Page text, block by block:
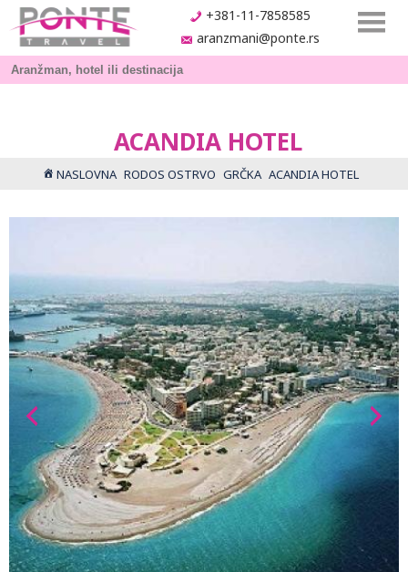
+381-11-7858585
aranzmani@ponte.rs
ACANDIA HOTEL
NASLOVNA RODOS OSTRVO GRČKA ACANDIA HOTEL